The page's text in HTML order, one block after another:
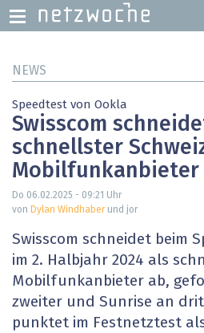
zumNEWS
Speedtest von Ookla
Swisscom
schnellster
Mobilfunkanbieter
Do 06.02.2025 - 09:21 Uhr
von Dylan Windhaberund jor
Swisscom schneidet beim
im 2. Halbjahr 2024 als
Mobilfunkanbieter ab,
zweiter und Sunrise an
punktet im Festnetztest